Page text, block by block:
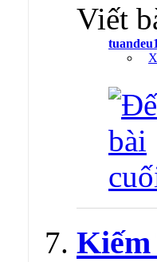
Viết
Kiếm